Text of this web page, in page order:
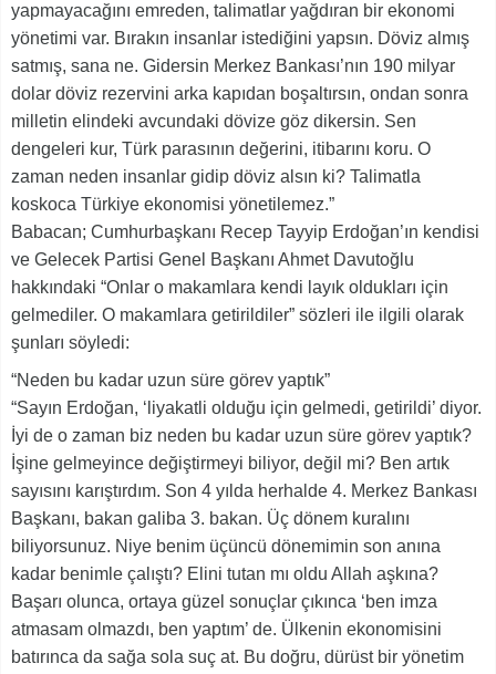
yapmayacağını emreden, talimatlar yağdıran bir ekonomi
yönetimi var. Bırakın insanlar istediğini yapsın. Döviz almış
satmış, sana ne. Gidersin Merkez Bankası’nın 190 milyar
dolar döviz rezervini arka kapıdan boşaltırsın, ondan sonra
milletin elindeki avcundaki dövize göz dikersin. Sen
dengeleri kur, Türk parasının değerini, itibarını koru. O
zaman neden insanlar gidip döviz alsın ki? Talimatla
koskoca Türkiye ekonomisi yönetilemez.”
Babacan; Cumhurbaşkanı Recep Tayyip Erdoğan’ın kendisi
ve Gelecek Partisi Genel Başkanı Ahmet Davutoğlu
hakkındaki “Onlar o makamlara kendi layık oldukları için
gelmediler. O makamlara getirildiler” sözleri ile ilgili olarak
şunları söyledi:
“Neden bu kadar uzun süre görev yaptık”
“Sayın Erdoğan, ‘liyakatli olduğu için gelmedi, getirildi’ diyor.
İyi de o zaman biz neden bu kadar uzun süre görev yaptık?
İşine gelmeyince değiştirmeyi biliyor, değil mi? Ben artık
sayısını karıştırdım. Son 4 yılda herhalde 4. Merkez Bankası
Başkanı, bakan galiba 3. bakan. Üç dönem kuralını
biliyorsunuz. Niye benim üçüncü dönemimin son anına
kadar benimle çalıştı? Elini tutan mı oldu Allah aşkına?
Başarı olunca, ortaya güzel sonuçlar çıkınca ‘ben imza
atmasam olmazdı, ben yaptım’ de. Ülkenin ekonomisini
batırınca da sağa sola suç at. Bu doğru, dürüst bir yönetim